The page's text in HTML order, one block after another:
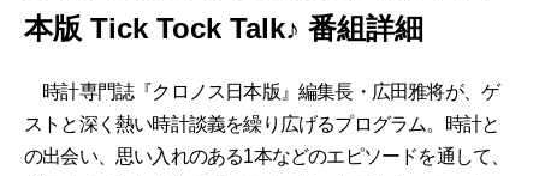
本版 Tick Tock Talk♪ 番組詳細
時計専門誌『クロノス日本版』編集長・広田雅将が、ゲ
ストと深く熱い時計談義を繰り広げるプログラム。時計と
の出会い、思い入れのある1本などのエピソードを通して、